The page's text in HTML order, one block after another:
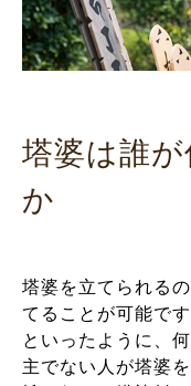
塔婆は誰
か
塔婆を立てられる
てることが可能で
といったように、
主でない人が塔婆